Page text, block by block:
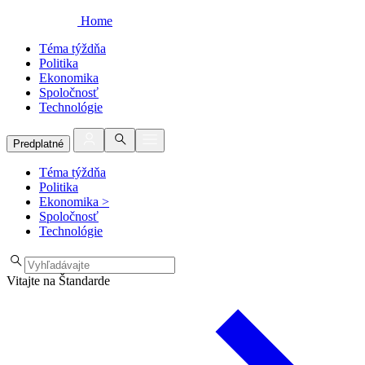
Home
Téma týždňa
Politika
Ekonomika
Spoločnosť
Technológie
Predplatné
Téma týždňa
Politika
Ekonomika >
Spoločnosť
Technológie
Vitajte na Štandarde